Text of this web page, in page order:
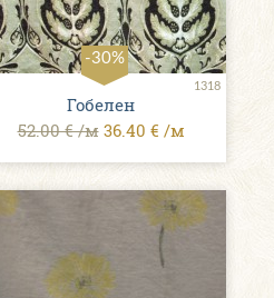
-30%
1318
Гобелен
52.00 € /м 36.40 € /м